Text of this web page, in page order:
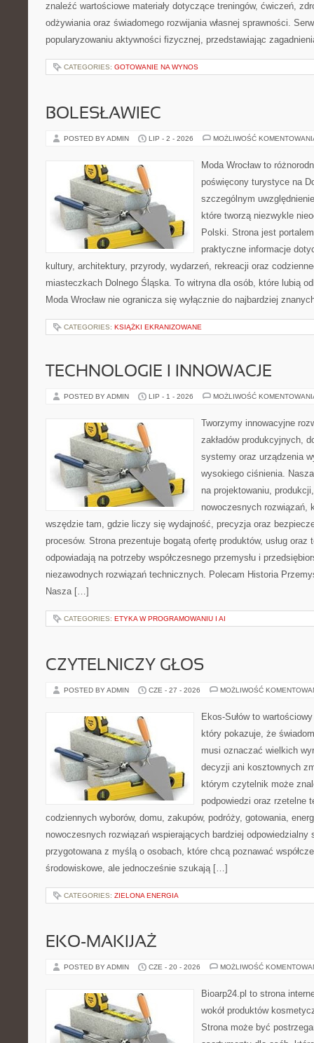
znaleźć wartościowe materiały dotyczące treningów, ćwiczeń,
odżywiania oraz świadomego rozwijania własnej sprawności.
popularyzowaniu aktywności fizycznej, przedstawiając
CATEGORIES: GOTOWANIE NA WYNOS
BOLESŁAWIEC
POSTED BY ADMIN LIP - 2 - 2026 MOŻLIWOŚĆ
Moda Wrocław to
poświęcony turystyce na
szczególnym
które tworzą niezwykle
Polski. Strona jest
praktyczne informacje
kultury, architektury, przyrody, wydarzeń, rekreacji oraz
miasteczkach Dolnego Śląska. To witryna dla osób, które lubią
Moda Wrocław nie ogranicza się wyłącznie do najbardziej
CATEGORIES: KSIĄŻKI EKRANIZOWANE
TECHNOLOGIE I INNOWACJE
POSTED BY ADMIN LIP - 1 - 2026 MOŻLIWOŚĆ
Tworzymy innowacyjne
zakładów produkcyjnych,
systemy oraz urządzenia
wysokiego ciśnienia.
na projektowaniu,
nowoczesnych rozwiązań,
wszędzie tam, gdzie liczy się wydajność, precyzja oraz
procesów. Strona prezentuje bogatą ofertę produktów, usług oraz
odpowiadają na potrzeby współczesnego przemysłu i
niezawodnych rozwiązań technicznych. Polecam Historia
Nasza […]
CATEGORIES: ETYKA W PROGRAMOWANIU I AI
CZYTELNICZY GŁOS
POSTED BY ADMIN CZE - 27 - 2026 MOŻLIWOŚĆ
Ekos-Sułów to
który pokazuje, że
musi oznaczać wielkich
decyzji ani kosztownych
którym czytelnik może
podpowiedzi oraz rzetelne
codziennych wyborów, domu, zakupów, podróży, gotowania,
nowoczesnych rozwiązań wspierających bardziej odpowiedzialny
przygotowana z myślą o osobach, które chcą poznawać
środowiskowe, ale jednocześnie szukają […]
CATEGORIES: ZIELONA ENERGIA
EKO-MAKIJAŻ
POSTED BY ADMIN CZE - 20 - 2026 MOŻLIWOŚĆ
Bioarp24.pl to strona
wokół produktów
Strona może być